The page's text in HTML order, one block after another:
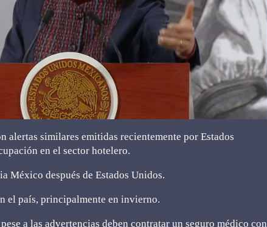
alertas similares emitidas recientemente por Estados
en el sector hotelero.
México después de Estados Unidos.
el país, principalmente en invierno.
a las advertencias deben contratar un seguro médico con